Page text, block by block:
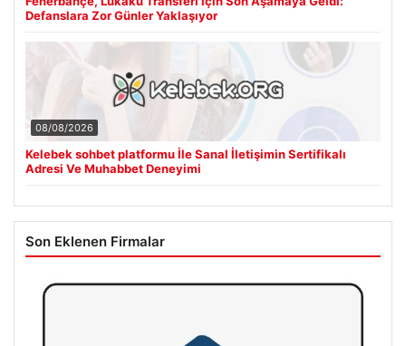
Defanslara Zor Günler Yaklaşıyor
08/08/2026
Kelebek sohbet platformu İle Sanal İletişimin Sertifikalı
Adresi Ve Muhabbet Deneyimi
Son Eklenen Firmalar